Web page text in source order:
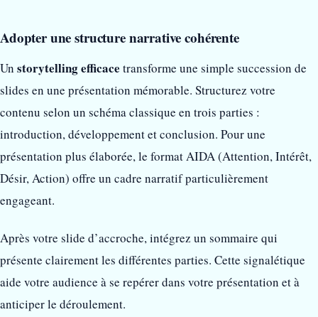
Adopter une structure narrative cohérente
Un storytelling efficace transforme une simple succession de
slides en une présentation mémorable. Structurez votre
contenu selon un schéma classique en trois parties :
introduction, développement et conclusion. Pour une
présentation plus élaborée, le format AIDA (Attention, Intérêt,
Désir, Action) offre un cadre narratif particulièrement
engageant.
Après votre slide d’accroche, intégrez un sommaire qui
présente clairement les différentes parties. Cette signalétique
aide votre audience à se repérer dans votre présentation et à
anticiper le déroulement.